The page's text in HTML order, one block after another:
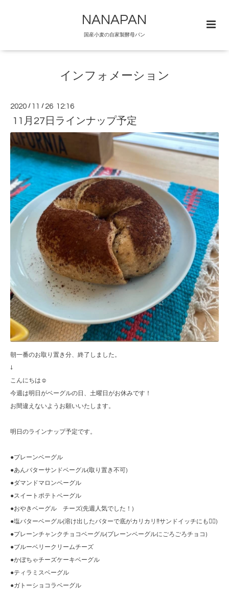
NANAPAN
国産小麦の自家製酵母パン
インフォメーション
2020 / 11 / 26 12:16
11月27日ラインナップ予定
朝一番のお取り置き分、終了しました。
↓
こんにちは☺︎
今週は明日がベーグルの日、土曜日がお休みです！
お間違えないようお願いいたします。
明日のラインナップ予定です。
●プレーンベーグル
●あんバターサンドベーグル(取り置き不可)
●ダマンドマロンベーグル
●スイートポテトベーグル
●おやきベーグル チーズ(先週人気でした！)
●塩バターベーグル(溶け出したバターで底がカリカリ‼︎サンドイッチにも🙆‍♀️)
●プレーンチャンクチョコベーグル(プレーンベーグルにごろごろチョコ)
●ブルーベリークリームチーズ
●かぼちゃチーズケーキベーグル
●ティラミスベーグル
●ガトーショコラベーグル